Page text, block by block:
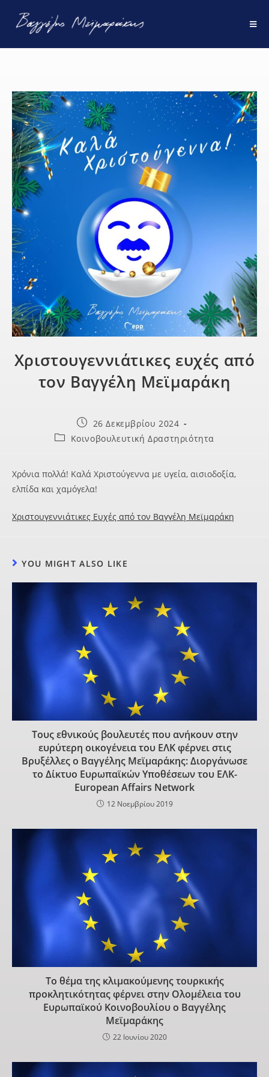
Χριστουγεννιάτικες ευχές από
τον Βαγγέλη Μεϊμαράκη
26 Δεκεμβρίου 2024
Κοινοβουλευτική Δραστηριότητα
Χρόνια πολλά! Καλά Χριστούγεννα με υγεία, αισιοδοξία,
ελπίδα και χαμόγελα!
Χριστουγεννιάτικες Ευχές από τον Βαγγέλη Μεϊμαράκη
YOU MIGHT ALSO LIKE
Τους εθνικούς βουλευτές που ανήκουν στην
ευρύτερη οικογένεια του ΕΛΚ φέρνει στις
Βρυξέλλες ο Βαγγέλης Μεϊμαράκης: Διοργάνωσε
το Δίκτυο Ευρωπαϊκών Υποθέσεων του ΕΛΚ-
European Affairs Network
12 Νοεμβρίου 2019
Το θέμα της κλιμακούμενης τουρκικής
προκλητικότητας φέρνει στην Ολομέλεια του
Ευρωπαϊκού Κοινοβουλίου ο Βαγγέλης
Μεϊμαράκης
22 Ιουνίου 2020